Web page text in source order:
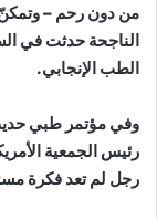
من دون رحم – وتمكنّ
الطب الإنجابي.
وفي مؤتمر طبي
رئيس الجمعية
رجل لم تعد فكرة